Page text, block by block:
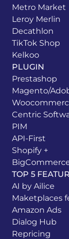
Metro Market
Leroy Merlin
Decathlon
TikTok Shop
Kelkoo
PLUGIN
Prestashop
Magento/
Centric
PIM
API-First
Shopify +
TOP 5
AI by Ailice
Maketplaces
Amazon Ads
Dialog Hub
Repricing